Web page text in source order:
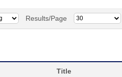
Results/Page
Title